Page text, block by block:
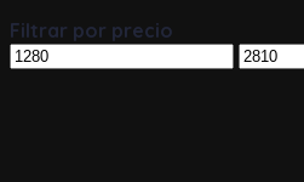
Filtrar por precio